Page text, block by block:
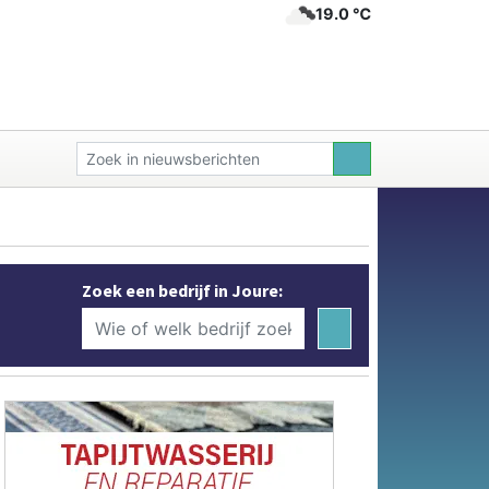
19.0 ℃
Zoek een bedrijf in Joure: